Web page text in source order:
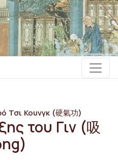
Τσι Κουνγκ (硬氣功)
του Γιν (吸